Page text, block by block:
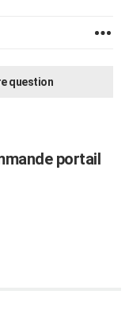
question
portail